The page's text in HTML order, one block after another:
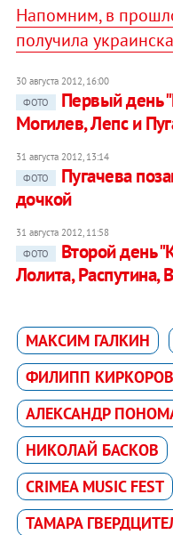
Напомним, в
получила
30 августа 2012, 16:00
ФОТО
Первый день
Могилев, Лепс и
31 августа 2012, 13:14
ФОТО
Пугачева
дочкой
31 августа 2012, 11:58
ФОТО
Второй день
Лолита, Распутина,
МАКСИМ ГАЛКИН
ФИЛИПП КИРКОРОВ
АЛЕКСАНДР
НИКОЛАЙ БАСКОВ
CRIMEA MUSIC FEST
ТАМАРА